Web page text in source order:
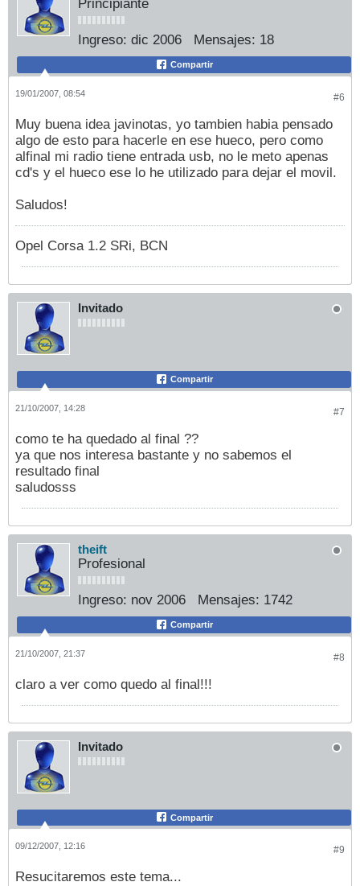
Principiante
Ingreso: dic 2006 Mensajes: 18
Compartir
#6
19/01/2007, 08:54
Muy buena idea javinotas, yo tambien habia pensado
algo de esto para hacerle en ese hueco, pero como
alfinal mi radio tiene entrada usb, no le meto apenas
cd's y el hueco ese lo he utilizado para dejar el movil.
Saludos!
Opel Corsa 1.2 SRi, BCN
Invitado
Compartir
#7
21/10/2007, 14:28
como te ha quedado al final ??
ya que nos interesa bastante y no sabemos el
resultado final
saludosss
theift
Profesional
Ingreso: nov 2006 Mensajes: 1742
Compartir
#8
21/10/2007, 21:37
claro a ver como quedo al final!!!
Invitado
Compartir
#9
09/12/2007, 12:16
Resucitaremos este tema...